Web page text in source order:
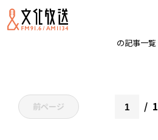
の記事一覧
前ページ 1